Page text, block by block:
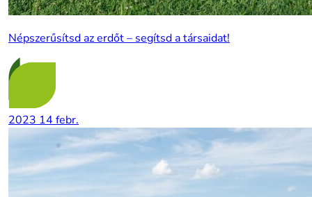
Népszerűsítsd az erdőt – segítsd a társaidat!
2023 14 febr.